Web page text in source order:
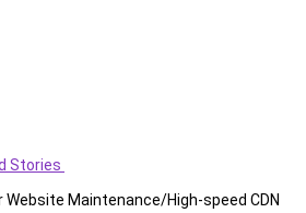
Stories
Website Maintenance/High-speed CDN